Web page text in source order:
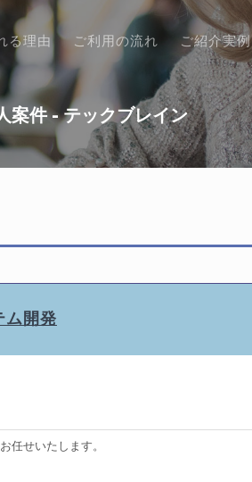
る理由 ご利用の流れ ご紹介実例
案件 - テックブレイン
ム開発
任せいたします。